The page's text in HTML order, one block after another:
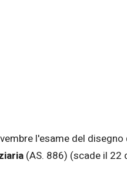
l'esame del
(AS. 886) (scade il 22